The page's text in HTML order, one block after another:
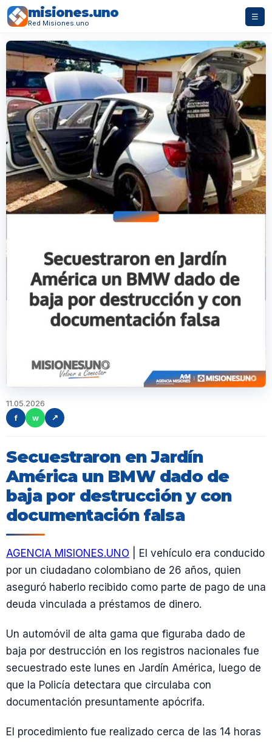
misiones.uno
Red Misiones.uno
☰
11.05.2026
f
w ↗
Secuestraron en Jardín
América un BMW dado de
baja por destrucción y con
documentación falsa
AGENCIA MISIONES.UNO | El vehículo era conducido
por un ciudadano colombiano de 26 años, quien
aseguró haberlo recibido como parte de pago de una
deuda vinculada a préstamos de dinero.
Un automóvil de alta gama que figuraba dado de
baja por destrucción en los registros nacionales fue
secuestrado este lunes en Jardín América, luego de
que la Policía detectara que circulaba con
documentación presuntamente apócrifa.
El procedimiento fue realizado cerca de las 14 horas